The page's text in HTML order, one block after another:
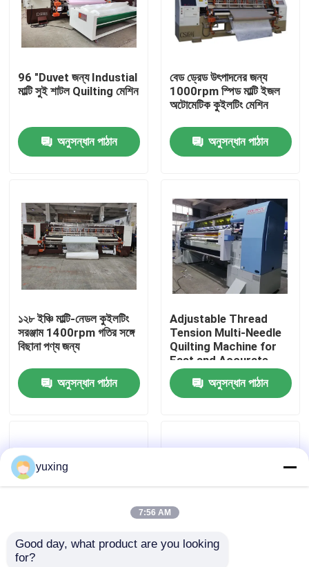
পণ্য
ভিডিও
আমাদের সম্পর্কে
কারখানা পরিদর্শন
আমাদের সাথে যোগাযোগ করুন
মামলা
96 "Duvet জন্য Industial
মাল্টি সুই শাটল Quilting মেশিন
অনুসন্ধান পাঠান
বেড ড্রেড উৎপাদনের জন্য
1000rpm স্পিড মাল্টি ইজল
অটোমেটিক কুইলটিং মেশিন
অনুসন্ধান পাঠান
১২৮ ইঞ্চি মাল্টি-নেডল কুইলটিং
সরঞ্জাম 1400rpm গতির সঙ্গে
বিছানা পণ্য জন্য
অনুসন্ধান পাঠান
Adjustable Thread
Tension Multi-Needle
Quilting Machine for
Fast and Accurate
Quilting
অনুসন্ধান পাঠান
সেলাই দৈর্ঘ্য 2mm-8mm
yuxing
7:56 AM
Good day, what product are you looking
for?